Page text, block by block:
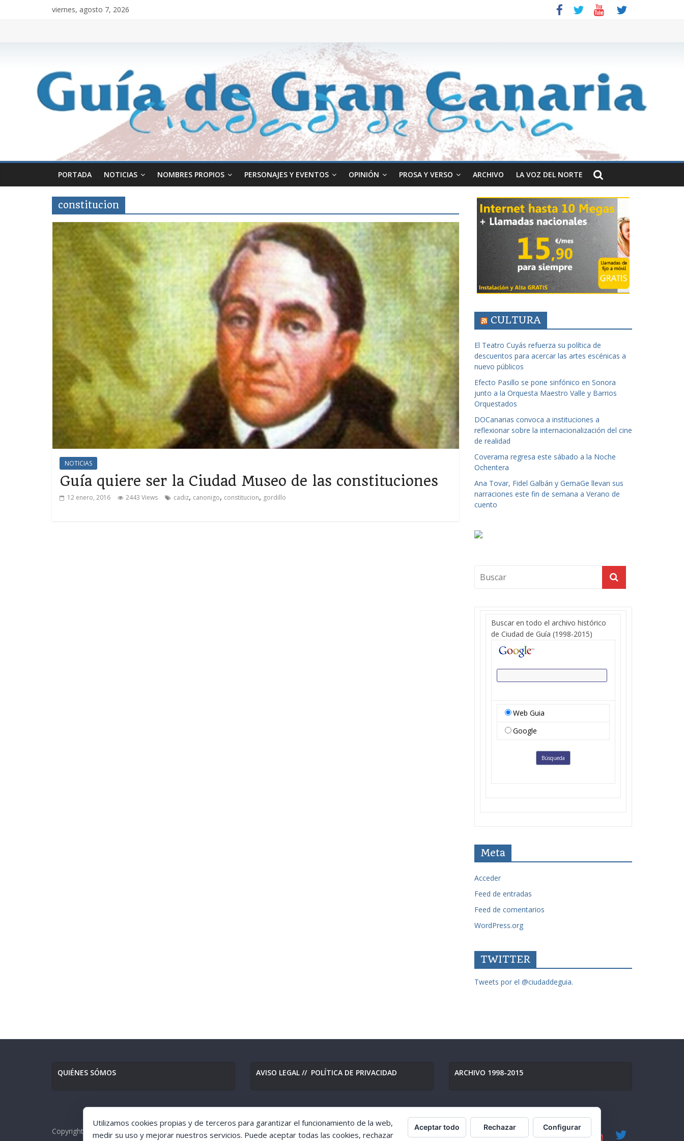
viernes, agosto 7, 2026
PORTADA NOTICIAS NOMBRES PROPIOS PERSONAJES Y EVENTOS OPINIÓN PROSA Y VERSO ARCHIVO LA VOZ DEL NORTE
constitucion
NOTICIAS
Guía quiere ser la Ciudad Museo de las constituciones
12 enero, 2016 2443 Views cadiz, canonigo, constitucion, gordillo
CULTURA
El Teatro Cuyás refuerza su política de
descuentos para acercar las artes escénicas a
nuevo públicos
Efecto Pasillo se pone sinfónico en Sonora
junto a la Orquesta Maestro Valle y Barrios
Orquestados
DOCanarias convoca a instituciones a
reflexionar sobre la internacionalización del cine
de realidad
Coverama regresa este sábado a la Noche
Ochentera
Ana Tovar, Fidel Galbán y GemaGe llevan sus
narraciones este fin de semana a Verano de
cuento
Buscar en todo el archivo histórico
de Ciudad de Guía (1998-2015)
Web Guia
Google
Meta
Acceder
Feed de entradas
Feed de comentarios
WordPress.org
TWITTER
Tweets por el @ciudaddeguia.
QUIÉNES SÓMOS AVISO LEGAL // POLÍTICA DE PRIVACIDAD ARCHIVO 1998-2015
Copyright © [1998-2017] [Ciudad de GuÍa]. All rights reserved.
Utilizamos cookies propias y de terceros para garantizar el funcionamiento de la web,
medir su uso y mejorar nuestros servicios. Puede aceptar todas las cookies, rechazar
Aceptar todo Rechazar Configurar